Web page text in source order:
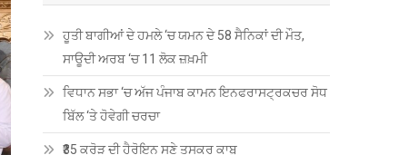
ਹੂਤੀ ਬਾਗੀਆਂ ਦੇ ਹਮਲੇ ‘ਚ ਯਮਨ ਦੇ 58 ਸੈਨਿਕਾਂ ਦੀ ਮੌਤ,
ਸਾਊਦੀ ਅਰਬ ‘ਚ 11 ਲੋਕ ਜ਼ਖ਼ਮੀ
ਵਿਧਾਨ ਸਭਾ ‘ਚ ਅੱਜ ਪੰਜਾਬ ਕਾਮਨ ਇਨਫਰਾਸਟ੍ਰਕਚਰ ਸੋਧ
ਬਿੱਲ ‘ਤੇ ਹੋਵੇਗੀ ਚਰਚਾ
₹35 ਕਰੋੜ ਦੀ ਹੈਰੋਇਨ ਸਣੇ ਤਸਕਰ ਕਾਬੂ